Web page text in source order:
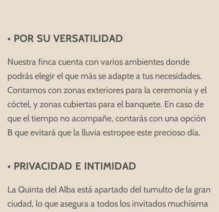
• POR SU VERSATILIDAD
Nuestra finca cuenta con varios ambientes donde
podrás elegir el que más se adapte a tus necesidades.
Contamos con zonas exteriores para la ceremonia y el
cóctel, y zonas cubiertas para el banquete. En caso de
que el tiempo no acompañe, contarás con una opción
B que evitará que la lluvia estropee este precioso día.
• PRIVACIDAD E INTIMIDAD
La Quinta del Alba está apartado del tumulto de la gran
ciudad, lo que asegura a todos los invitados muchísima